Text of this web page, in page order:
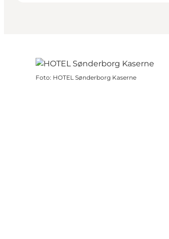
Foto: HOTEL Sønderborg Kaserne